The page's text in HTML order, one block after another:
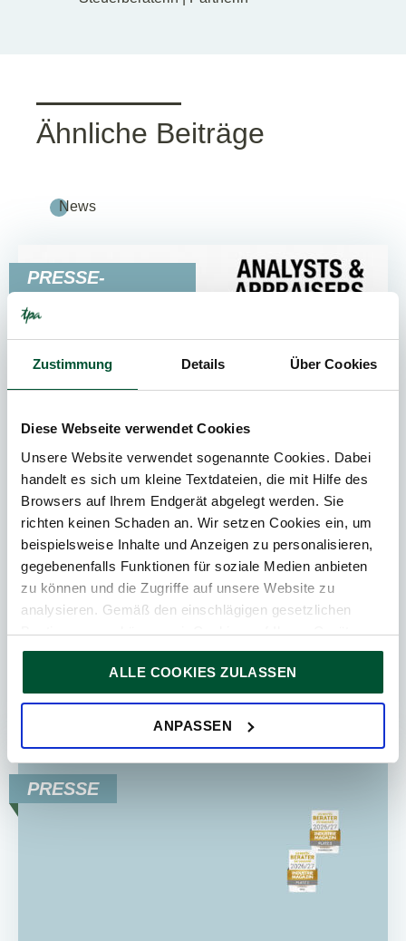
Zustimmung Details Über Cookies
Diese Webseite verwendet Cookies
Unsere Website verwendet sogenannte Cookies. Dabei
handelt es sich um kleine Textdateien, die mit Hilfe des
Browsers auf Ihrem Endgerät abgelegt werden. Sie
richten keinen Schaden an. Wir setzen Cookies ein, um
beispielsweise Inhalte und Anzeigen zu personalisieren,
gegebenenfalls Funktionen für soziale Medien anbieten
zu können und die Zugriffe auf unsere Website zu
analysieren. Gemäß den einschlägigen gesetzlichen
Bestimmungen können wir Cookies auf Ihrem Gerät
speichern, wenn diese für den Betrieb unserer Website
unbedingt notwendig sind. Für alle anderen Cookie-Typen
ersuchen wir um Ihre Einwilligung.
Sie können Ihre Einwilligung jederzeit in der
ALLE COOKIES ZULASSEN
ANPASSEN
Ähnliche Beiträge
News
PRESSE-
AUSSENDUNGEN
25. Juni 2026 News
Führende Marke der
Immobilienbranche 2026
Die TPA Group wurde bei den diesjährigen Real
Estate Brand Awards des European Real Estate
Brand Institute (EUREB) erneut als „Strongest
Brand: Analysts &...
PRESSE